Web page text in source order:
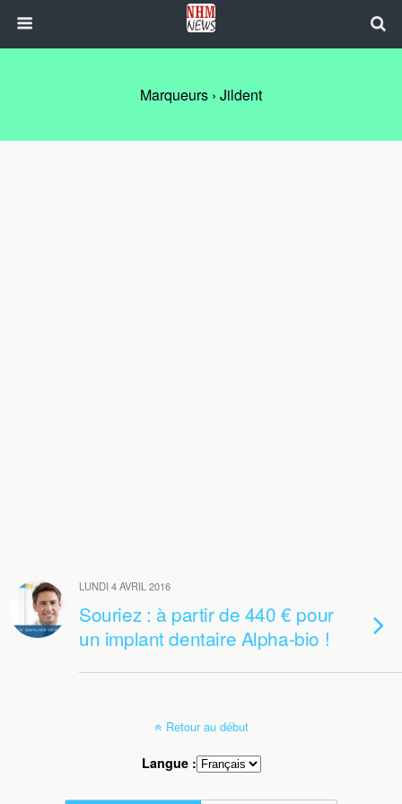
Marqueurs › Jildent
LUNDI 4 AVRIL 2016
Souriez : à partir de 440 € pour
un implant dentaire Alpha-bio !
Retour au début
Langue :